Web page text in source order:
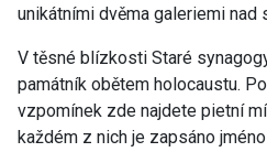
unikátními dvěma galeriemi nad
V těsné blízkosti Staré
památník obětem holocaustu.
vzpomínek zde najdete pietní
každém z nich je zapsáno